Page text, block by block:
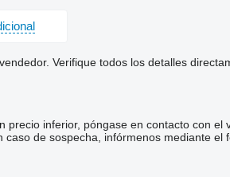
Verifique todos los detalles
precio inferior, póngase en contacto con
de sospecha, infórmenos mediante